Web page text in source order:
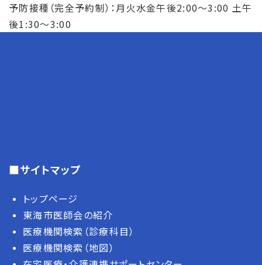
予防接種（完全予約制）：月火水金午後2:00～3:00 土午
後1:30～3:00
■サイトマップ
トップページ
東海市医師会の紹介
医療機関検索（診療科目）
医療機関検索（地図）